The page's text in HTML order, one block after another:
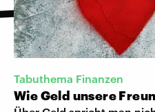
Tabuthema Finanzen
Wie Geld unsere